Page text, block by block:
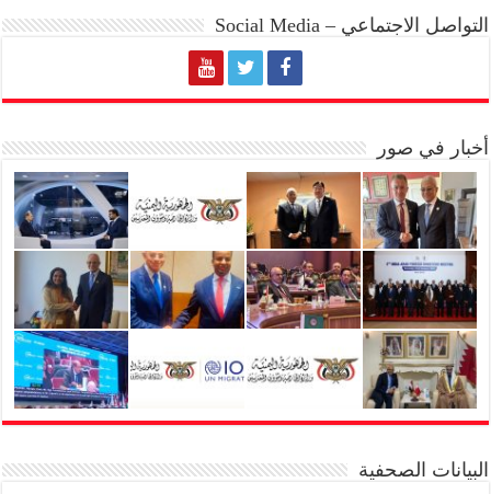
التواصل الاجتماعي – Social Media
أخبار في صور
البيانات الصحفية